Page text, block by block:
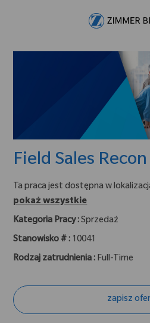
Field Sales
Ta praca jest dostępna w
pokaż wszystkie
Kategoria Pracy :Sprzedaż
Stanowisko # : 10041
Rodzaj zatrudnienia : Full-Time
zapisz